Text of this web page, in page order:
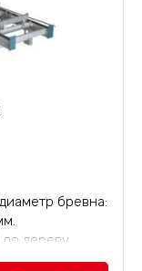
бревна:
по дереву,